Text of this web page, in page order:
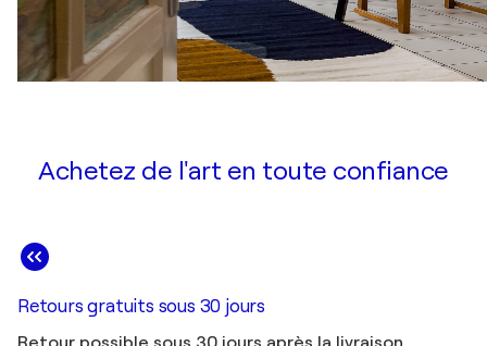
Achetez de l'art en toute confiance
Retours gratuits sous 30 jours